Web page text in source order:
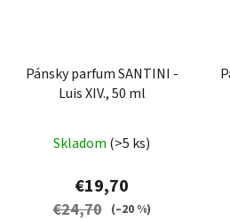
Pánsky parfum SANTINI -
Luis XIV., 50 ml
hodnotenie
produktu
je
Skladom (>5 ks)
€19,70
€24,70
(–20 %)